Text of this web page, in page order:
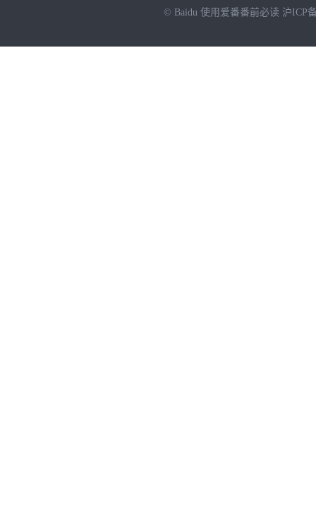
© Baidu 使用爱番番前必读 沪ICP